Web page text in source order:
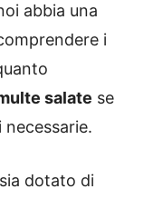
abbia una
i
salate se
dotato di